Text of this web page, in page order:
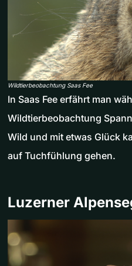
Wildtierbeobachtung Saas Fee
In Saas Fee erfährt man
Wildtierbeobachtung
Wild und mit etwas Glück
auf Tuchfühlung gehen.
Luzerner